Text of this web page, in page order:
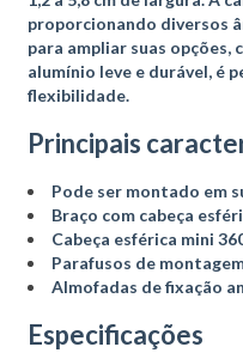
proporcionando diversos
para ampliar suas opções,
alumínio leve e durável, é
flexibilidade.
Principais
Pode ser montado em
Braço com cabeça
Cabeça esférica mini
Parafusos de
Almofadas de fixação
Especificações